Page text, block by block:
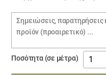
Σημειώσεις
παραγγελίας
Ποσότητα (σε μέτρα)